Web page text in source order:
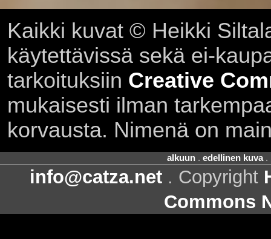
Kaikki kuvat © Heikki
käytettävissä sekä ei-
tarkoituksiin Creative
mukaisesti ilman
korvausta. Nimenä on
alkuun. edellinen kuva.
info@catza.net . Copyright
Commons